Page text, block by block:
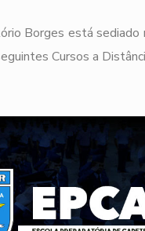
Borges está
Cursos a